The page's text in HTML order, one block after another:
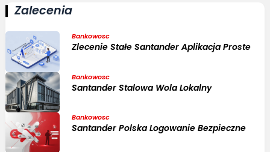
Zalecenia
Bankowosc
Zlecenie Stałe Santander Aplikacja Proste
Bankowosc
Santander Stalowa Wola Lokalny
Bankowosc
Santander Polska Logowanie Bezpieczne